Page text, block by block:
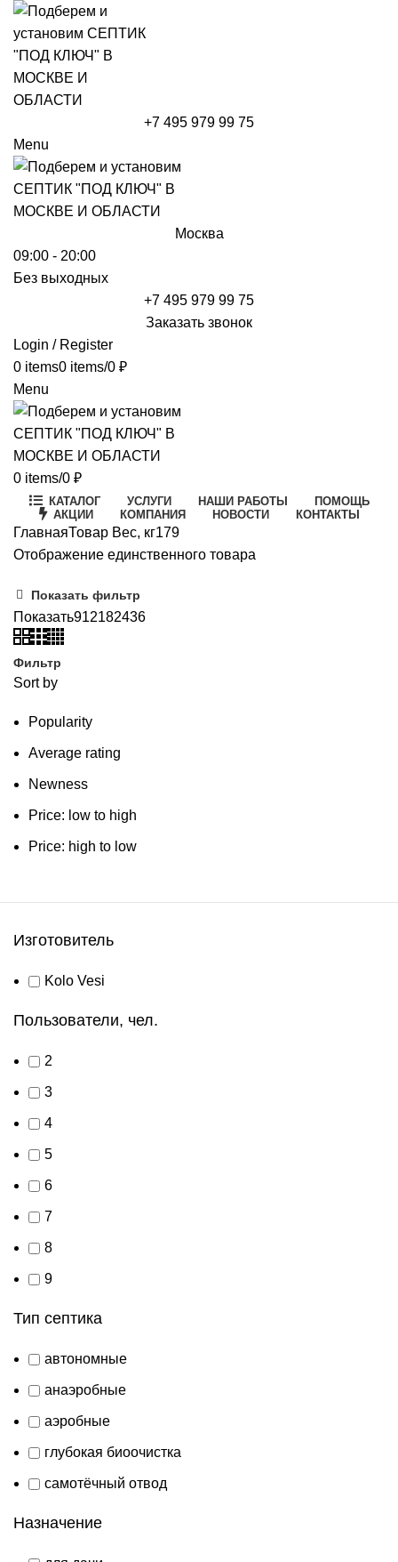
+7 495 979 99 75
Menu
Москва
09:00 - 20:00
Без выходных
+7 495 979 99 75
Заказать звонок
Login / Register
0 items0 items/0 ₽
Menu
0 items/0 ₽
КАТАЛОГ УСЛУГИ НАШИ РАБОТЫ
ПОМОЩЬ
АКЦИИ
КОМПАНИЯ НОВОСТИ КОНТАКТЫ
ГлавнаяТовар Вес, кг179
Отображение единственного товара
Показать фильтр
Показать912182436
Фильтр
Sort by
Popularity
Average rating
Newness
Price: low to high
Price: high to low
Изготовитель
Kolo Vesi
Пользователи, чел.
2
3
4
5
6
7
8
9
Тип септика
автономные
анаэробные
аэробные
глубокая биоочистка
самотёчный отвод
Назначение